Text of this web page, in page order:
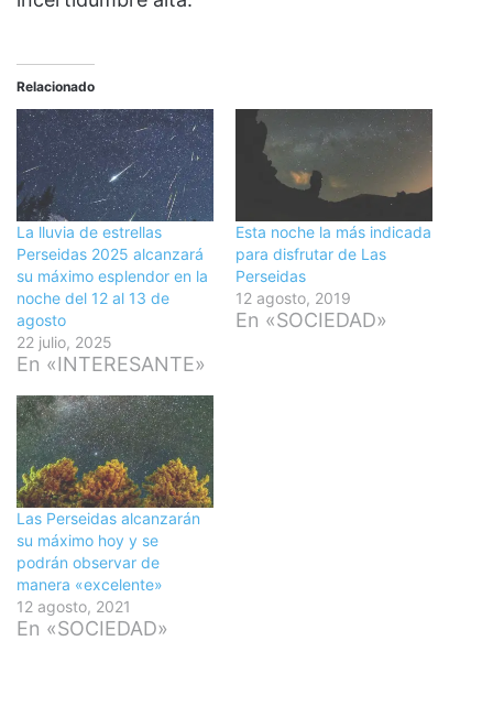
Relacionado
La lluvia de estrellas
Perseidas 2025 alcanzará
su máximo esplendor en la
noche del 12 al 13 de
agosto
22 julio, 2025
En «INTERESANTE»
Esta noche la más indicada
para disfrutar de Las
Perseidas
12 agosto, 2019
En «SOCIEDAD»
Las Perseidas alcanzarán
su máximo hoy y se
podrán observar de
manera «excelente»
12 agosto, 2021
En «SOCIEDAD»